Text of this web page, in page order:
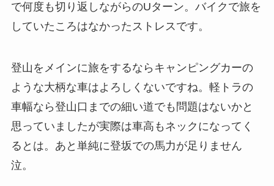
で何度も切り返しながらのUターン。バイクで旅を
していたころはなかったストレスです。
登山をメインに旅をするならキャンピングカーの
ような大柄な車はよろしくないですね。軽トラの
車幅なら登山口までの細い道でも問題はないかと
思っていましたが実際は車高もネックになってく
るとは。あと単純に登坂での馬力が足りません
泣。